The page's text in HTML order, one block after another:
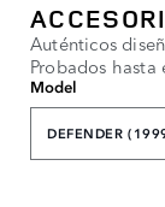
Auténticos
Probados hasta
Model
DEFENDER